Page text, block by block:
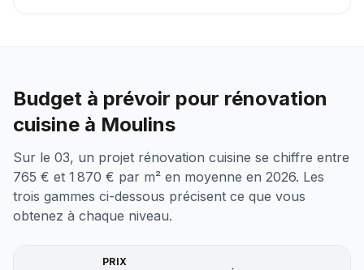
Budget à prévoir pour rénovation
cuisine à Moulins
Sur le 03, un projet rénovation cuisine se chiffre entre
765 € et 1 870 € par m² en moyenne en 2026. Les
trois gammes ci-dessous précisent ce que vous
obtenez à chaque niveau.
PRIX